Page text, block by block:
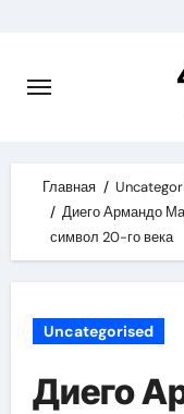
content
Главная
Диего Армандо
символ 20-го века
Uncategorised
Диего